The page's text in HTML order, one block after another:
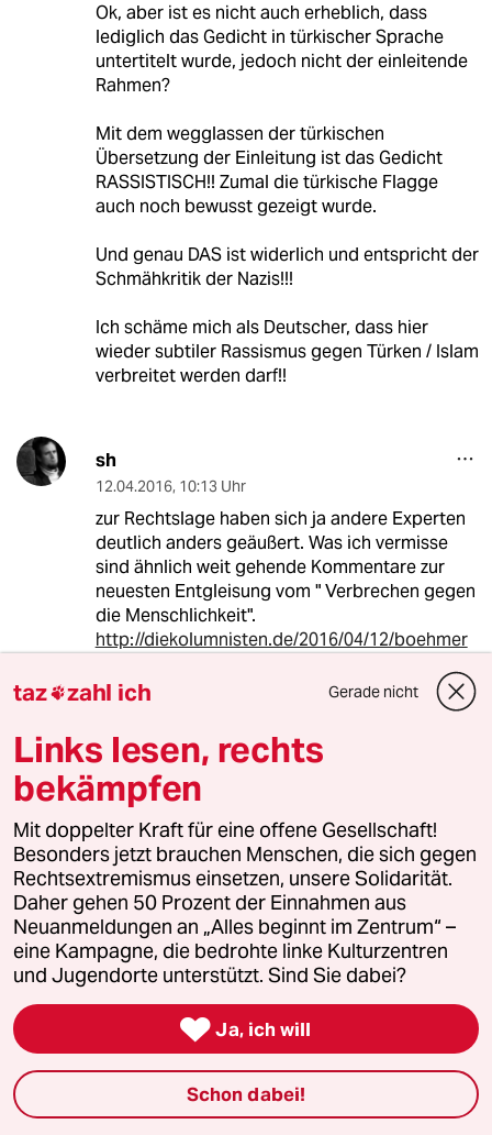
Ok, aber ist es nicht auch erheblich, dass
lediglich das Gedicht in türkischer Sprache
untertitelt wurde, jedoch nicht der einleitende
Rahmen?
Mit dem wegglassen der türkischen
Übersetzung der Einleitung ist das Gedicht
RASSISTISCH!! Zumal die türkische Flagge
auch noch bewusst gezeigt wurde.
Und genau DAS ist widerlich und entspricht der
Schmähkritik der Nazis!!!
Ich schäme mich als Deutscher, dass hier
wieder subtiler Rassismus gegen Türken / Islam
verbreitet werden darf!!
sh
12.04.2016, 10:13 Uhr
zur Rechtslage haben sich ja andere Experten
deutlich anders geäußert. Was ich vermisse
sind ähnlich weit gehende Kommentare zur
neuesten Entgleisung vom " Verbrechen gegen
die Menschlichkeit".
http://diekolumnisten.de/2016/04/12/boehmer
noch/
Kann Böhmermann dagegen als verdeckten
Nazivergleich vorgehen oder ist es schon o.k.
ein Gedicht auf eine Stufe mit dem Holocaust
zu heben?
M mowgli
12.04.2016 ,13:12 Uhr
@sh:
Kinder an die Macht! Mehr Blödsinn,
als diese "Erwachsenen" können sie
schon deswegen nicht anstellen, weil
sie gar nicht "gebildet" genug sind.
taz zahl ich Gerade nicht
Links lesen, rechts
bekämpfen
Mit doppelter Kraft für eine offene Gesellschaft!
Besonders jetzt brauchen Menschen, die sich gegen
Rechtsextremismus einsetzen, unsere Solidarität.
Daher gehen 50 Prozent der Einnahmen aus
Neuanmeldungen an „Alles beginnt im Zentrum“ –
eine Kampagne, die bedrohte linke Kulturzentren
und Jugendorte unterstützt. Sind Sie dabei?
 Ja, ich will
Schon dabei!